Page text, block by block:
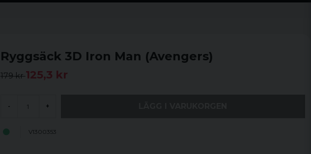
Ryggsäck 3D Iron Man (Avengers)
179 kr125,3 kr
- +
V1300353